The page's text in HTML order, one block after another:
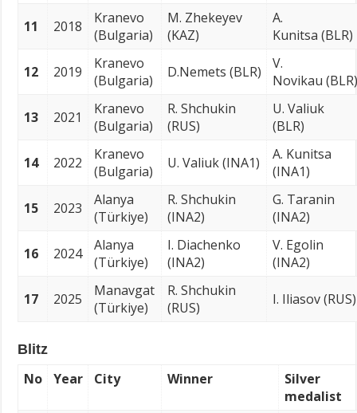
11 2018
Kranevo
(Bulgaria)
M. Zhekeyev
(KAZ)
A.
Kunitsa (BLR)
12 2019
Kranevo
(Bulgaria)
D.Nemets (BLR)
V.
Novikau (BLR)
13 2021
Kranevo
(Bulgaria)
R. Shchukin
(RUS)
U. Valiuk
(BLR)
14 2022
Kranevo
(Bulgaria)
U. Valiuk (INA1)
A. Kunitsa
(INA1)
15 2023
Alanya
(Türkiye)
R. Shchukin
(INA2)
G. Taranin
(INA2)
16 2024
Alanya
(Türkiye)
I. Diachenko
(INA2)
V. Egolin
(INA2)
17 2025
Manavgat
(Türkiye)
R. Shchukin
(RUS)
I. Iliasov (RUS)
Blitz
No Year City Winner
Silver
medalist